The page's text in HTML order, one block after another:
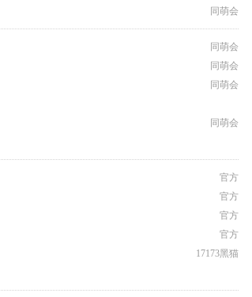
同萌会
同萌会
同萌会
同萌会
同萌会
官方
官方
官方
官方
17173黑猫